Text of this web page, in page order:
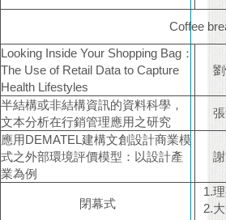
Coffee
Looking Inside Your Shopping Bag：
The Use of Retail Data to Capture
Health Lifestyles
半結構或非結構資訊的資料科學，
文本分析在行銷管理應用之研究
應用DEMATEL建構文創設計商業模
式之外部環境評價模型：以設計產
業為例
閉幕式
1.
2.